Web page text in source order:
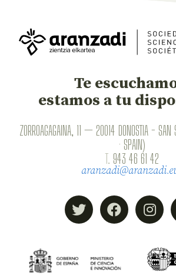
Te
estamos a tu
ZORROAGAGAINA, 11 — 20014 DONOSTIA - SAN
· SPAIN)
T. 943 46 61 42